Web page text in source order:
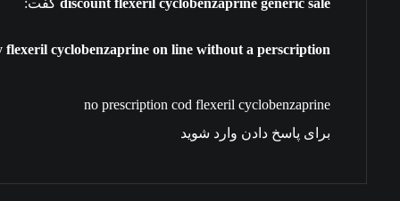
discount flexeril cyclobenzaprine generic sale گفت:
flexeril cyclobenzaprine on line without a perscription
no prescription cod flexeril cyclobenzaprine
برای پاسخ دادن وارد شوید